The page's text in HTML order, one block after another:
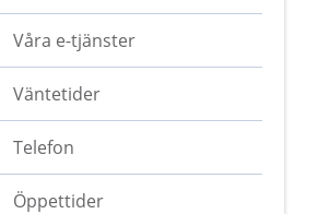
Våra e-tjänster
Väntetider
Telefon
Öppettider